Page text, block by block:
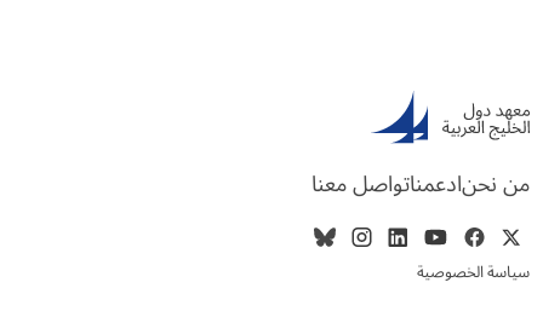
من نحنادعمناتواصل معنا
سياسة الخصوصية